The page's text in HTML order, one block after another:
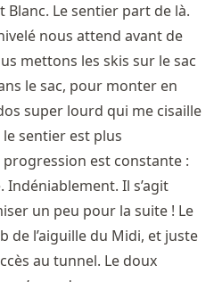
Blanc. Le sentier part de là.
nous attend avant de
mettons les skis sur le sac
le sac, pour monter en
super lourd qui me cisaille
sentier est plus
est constante :
Indéniablement. Il s’agit
un peu pour la suite ! Le
de l’aiguille du Midi, et juste
au tunnel. Le doux